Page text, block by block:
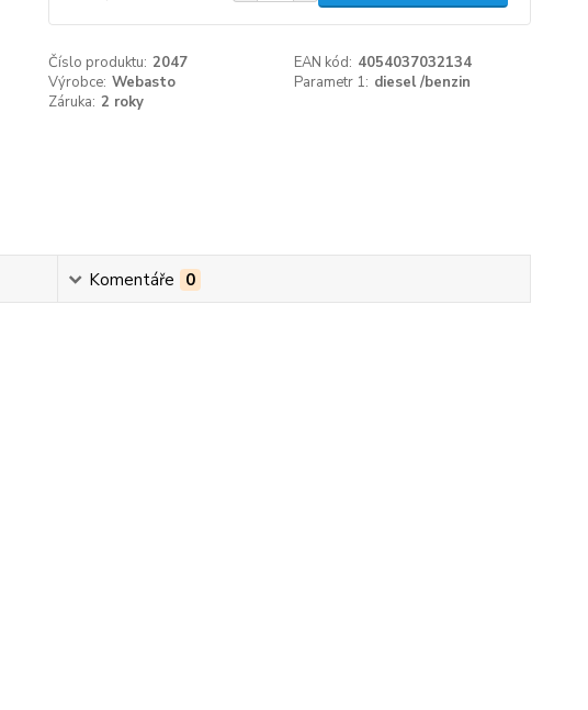
Číslo produktu: 2047 EAN kód: 4054037032134
Výrobce: Webasto Parametr 1: diesel /benzin
Záruka: 2 roky
Komentáře 0